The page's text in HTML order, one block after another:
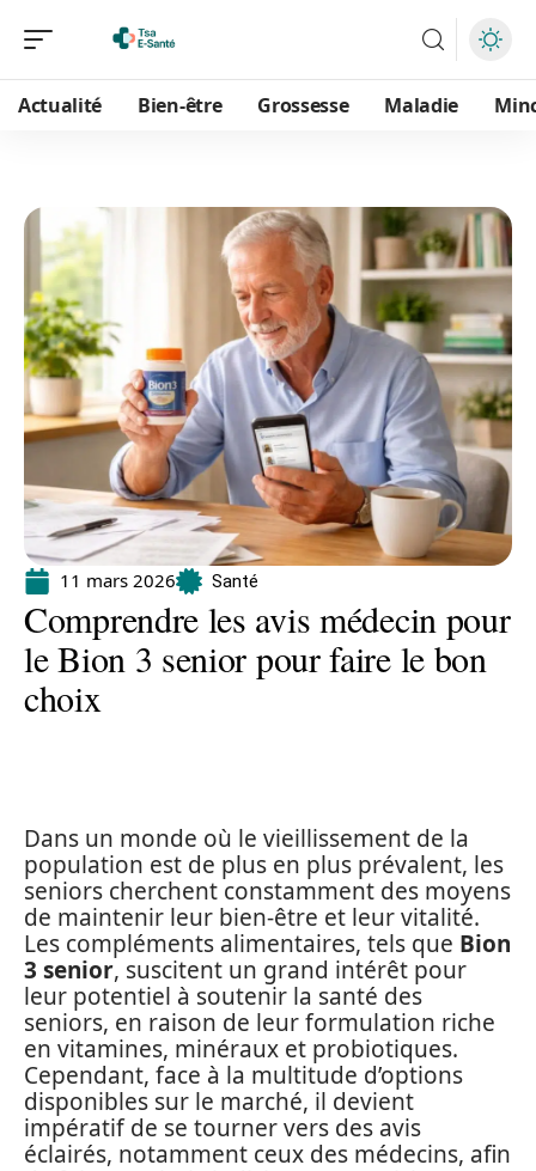
Actualité Bien-être Grossesse Maladie
11 mars 2026 Santé
Comprendre les avis médecin pour
le Bion 3 senior pour faire le bon
choix
Dans un monde où le vieillissement de la
population est de plus en plus prévalent, les
seniors cherchent constamment des moyens
de maintenir leur bien-être et leur vitalité.
Les compléments alimentaires, tels que Bion
3 senior, suscitent un grand intérêt pour
leur potentiel à soutenir la santé des
seniors, en raison de leur formulation riche
en vitamines, minéraux et probiotiques.
Cependant, face à la multitude d’options
disponibles sur le marché, il devient
impératif de se tourner vers des avis
éclairés, notamment ceux des médecins, afin